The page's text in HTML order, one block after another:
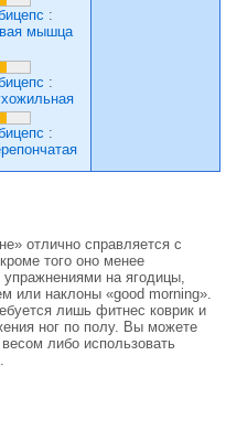
:
мышца
:
:
отлично справляется с
того оно менее
на ягодицы,
или наклоны «good morning».
лишь фитнес коврик и
ног по полу. Вы можете
либо использовать